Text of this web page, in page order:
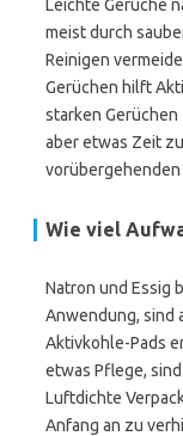
Leichte Gerüche
meist durch
Reinigen
Gerüchen hilft
starken
aber etwas Zeit
vorübergehenden
Wie viel
Natron und Essig
Anwendung, sind
Aktivkohle-Pads
etwas Pflege,
Luftdichte
Anfang an zu